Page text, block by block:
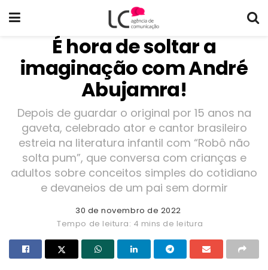
É hora de soltar a
imaginação com André
Abujamra!
Depois de guardar o original por 15 anos na
gaveta, celebrado ator e cantor brasileiro
estreia na literatura infantil com “Robô não
solta pum”, que conversa com crianças e
adultos sobre conceitos simples do cotidiano
e devaneios de um pai sem dormir
30 de novembro de 2022
Tempo de leitura: 4 mins de leitura